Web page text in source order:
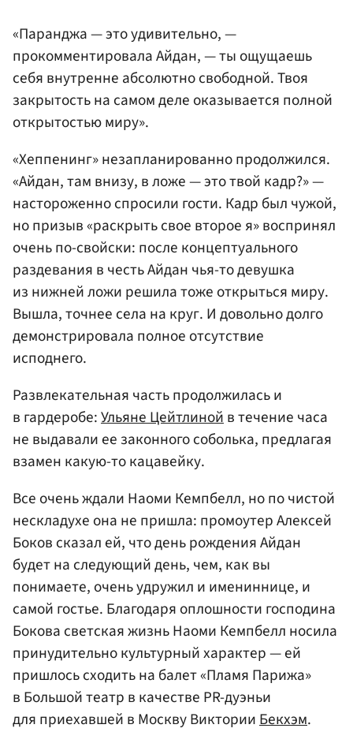
«Паранджа — это удивительно, —
прокомментировала Айдан, — ты ощущаешь
себя внутренне абсолютно свободной. Твоя
закрытость на самом деле оказывается полной
открытостью миру».
«Хеппенинг» незапланированно продолжился.
«Айдан, там внизу, в ложе — это твой кадр?» —
настороженно спросили гости. Кадр был чужой,
но призыв «раскрыть свое второе я» воспринял
очень по-свойски: после концептуального
раздевания в честь Айдан чья-то девушка
из нижней ложи решила тоже открыться миру.
Вышла, точнее села на круг. И довольно долго
демонстрировала полное отсутствие
исподнего.
Развлекательная часть продолжилась и
в гардеробе:Ульяне Цейтлинойв течение часа
не выдавали ее законного соболька, предлагая
взамен какую-то кацавейку.
Все очень ждали Наоми Кемпбелл, но по чистой
нескладухе она не пришла: промоутер Алексей
Боков сказал ей, что день рождения Айдан
будет на следующий день, чем, как вы
понимаете, очень удружил и имениннице, и
самой гостье. Благодаря оплошности господина
Бокова светская жизнь Наоми Кемпбелл носила
принудительно культурный характер — ей
пришлось сходить на балет «Пламя Парижа»
в Большой театр в качестве PR-дуэньи
для приехавшей в Москву ВикторииБекхэм.